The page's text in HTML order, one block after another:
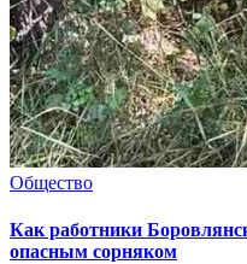
Общество
Как работники
опасным сорняком